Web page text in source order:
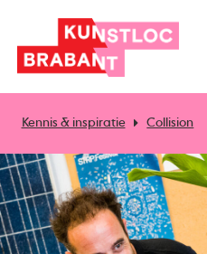
Kennis & inspiratie Collision